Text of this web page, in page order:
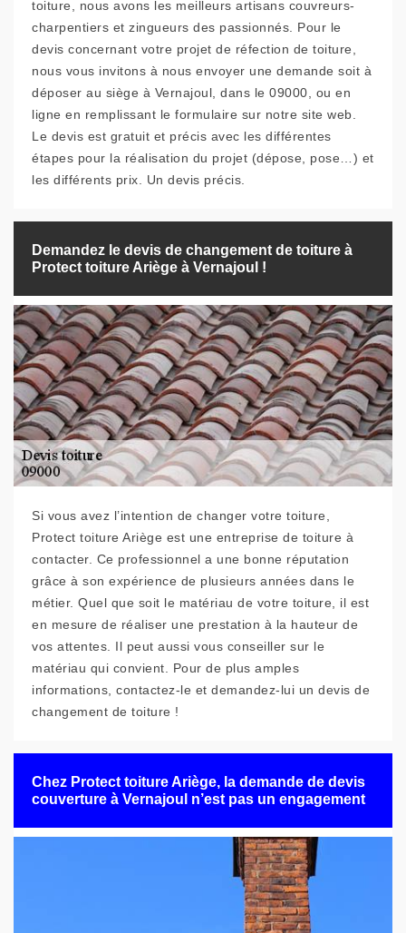
toiture, nous avons les meilleurs artisans couvreurs-
charpentiers et zingueurs des passionnés. Pour le
devis concernant votre projet de réfection de toiture,
nous vous invitons à nous envoyer une demande soit à
déposer au siège à Vernajoul, dans le 09000, ou en
ligne en remplissant le formulaire sur notre site web.
Le devis est gratuit et précis avec les différentes
étapes pour la réalisation du projet (dépose, pose…) et
les différents prix. Un devis précis.
Demandez le devis de changement de toiture à
Protect toiture Ariège à Vernajoul !
Si vous avez l’intention de changer votre toiture,
Protect toiture Ariège est une entreprise de toiture à
contacter. Ce professionnel a une bonne réputation
grâce à son expérience de plusieurs années dans le
métier. Quel que soit le matériau de votre toiture, il est
en mesure de réaliser une prestation à la hauteur de
vos attentes. Il peut aussi vous conseiller sur le
matériau qui convient. Pour de plus amples
informations, contactez-le et demandez-lui un devis de
changement de toiture !
Chez Protect toiture Ariège, la demande de devis
couverture à Vernajoul n’est pas un engagement